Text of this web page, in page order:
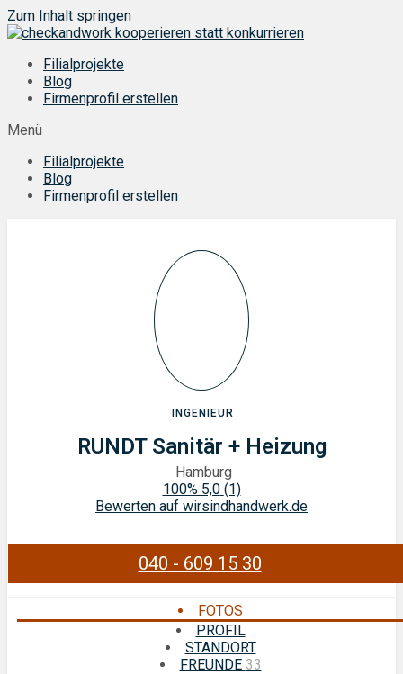
Zum Inhalt springen
Filialprojekte
Blog
Firmenprofil erstellen
Menü
Filialprojekte
Blog
Firmenprofil erstellen
INGENIEUR
RUNDT Sanitär + Heizung
Hamburg
100% 5,0 (1)
Bewerten auf wirsindhandwerk.de
040 - 609 15 30
FOTOS
PROFIL
STANDORT
FREUNDE 33